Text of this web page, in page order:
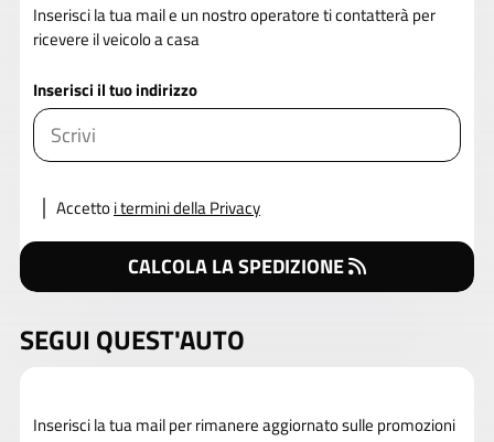
Inserisci la tua mail e un nostro operatore ti contatterà per
ricevere il veicolo a casa
Inserisci il tuo indirizzo
Accettoi termini della Privacy
CALCOLA LA SPEDIZIONE
SEGUI QUEST'AUTO
Inserisci la tua mail per rimanere aggiornato sulle promozioni